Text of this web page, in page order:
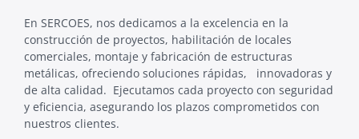
En SERCOES, nos dedicamos a la excelencia en la
construcción de proyectos, habilitación de locales
comerciales, montaje y fabricación de estructuras
metálicas, ofreciendo soluciones rápidas, innovadoras y
de alta calidad. Ejecutamos cada proyecto con seguridad
y eficiencia, asegurando los plazos comprometidos con
nuestros clientes.